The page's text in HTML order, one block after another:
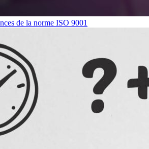
de la norme ISO 9001